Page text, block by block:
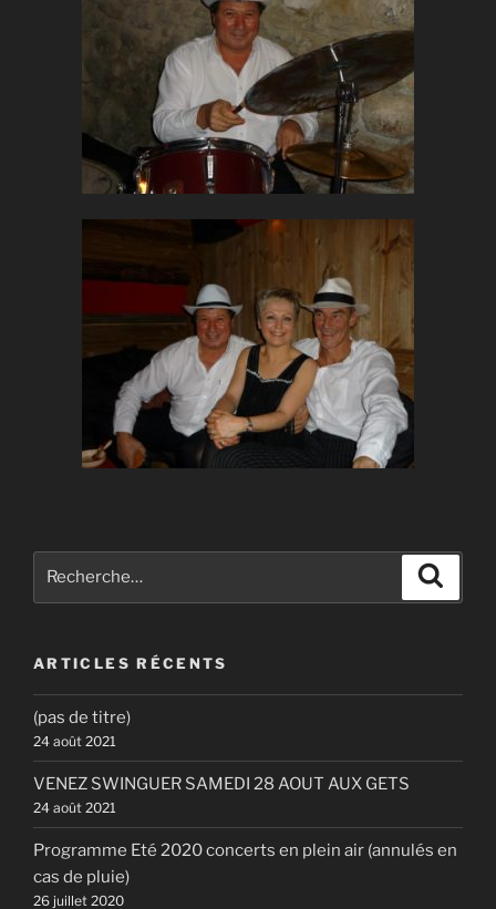
ARTICLES RÉCENTS
(pas de titre)
24 août 2021
VENEZ SWINGUER SAMEDI 28 AOUT AUX GETS
24 août 2021
Programme Eté 2020 concerts en plein air (annulés en
cas de pluie)
26 juillet 2020